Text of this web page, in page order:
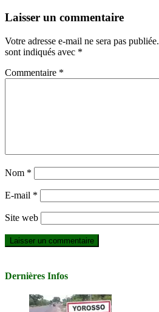
Laisser un commentaire
Votre adresse e-mail ne sera pas publiée.
sont indiqués avec *
Commentaire *
Nom *
E-mail *
Site web
Dernières Infos